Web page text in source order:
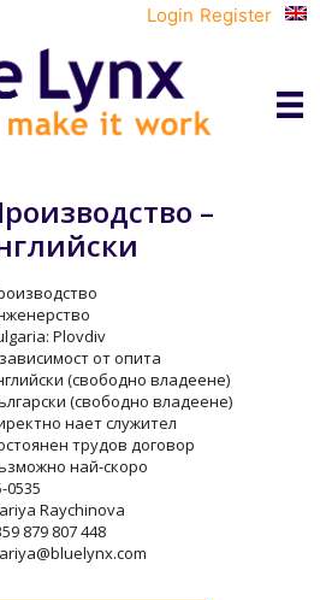
Login Register
–
Plovdiv
от опита
(свободно владеене)
(свободно владеене)
нает служител
трудов договор
най-скоро
0535
Raychinova
879 807 448